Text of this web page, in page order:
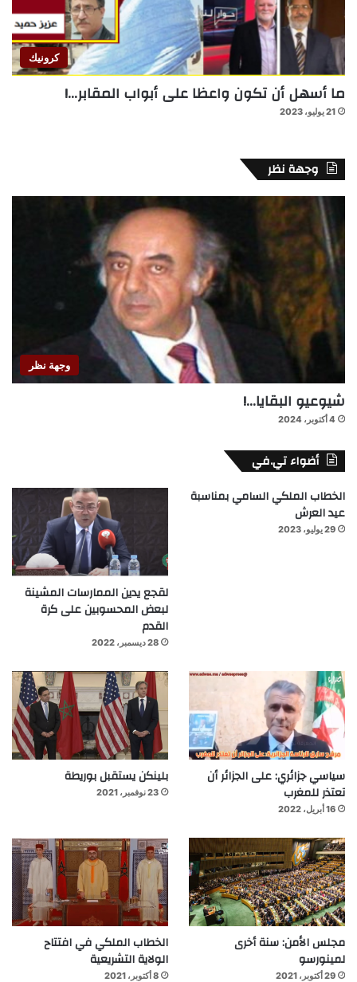
كرونيك
ما أسهل أن تكون واعظا على أبواب المقابر…!
21 يوليو، 2023
وجهة نظر
وجهة نظر
شيوعيو البقايا…!
4 أكتوبر، 2024
أضواء تي.في
الخطاب الملكي السامي بمناسبة
عيد العرش
29 يوليو، 2023
لقجع يدين الممارسات المشينة
لبعض المحسوبين على كرة
القدم
28 ديسمبر، 2022
سياسي جزائري: على الجزائر أن
تعتذر للمغرب
16 أبريل، 2022
بلينكن يستقبل بوريطة
23 نوفمبر، 2021
مجلس الأمن: سنة أخرى
لمينورسو
29 أكتوبر، 2021
الخطاب الملكي في افتتاح
الولاية التشريعية
8 أكتوبر، 2021